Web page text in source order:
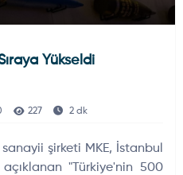
Yükseldi
227 2 dk
şirketi MKE, İstanbul
"Türkiye'nin 500